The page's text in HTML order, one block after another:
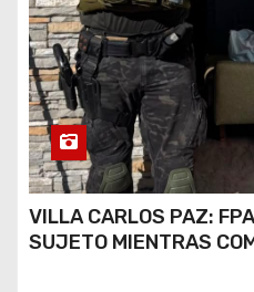
VILLA CARLOS PAZ:
SUJETO MIENTRAS